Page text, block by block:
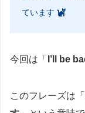
ています
今回は「 I’ll be
このフレーズは「